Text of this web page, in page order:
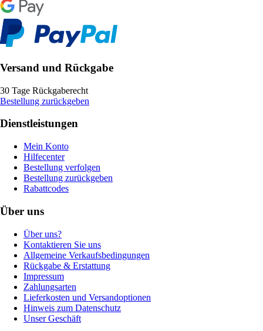
Versand und Rückgabe
30 Tage Rückgaberecht
Bestellung zurückgeben
Dienstleistungen
Mein Konto
Hilfecenter
Bestellung verfolgen
Bestellung zurückgeben
Rabattcodes
Über uns
Über uns?
Kontaktieren Sie uns
Allgemeine Verkaufsbedingungen
Rückgabe & Erstattung
Impressum
Zahlungsarten
Lieferkosten und Versandoptionen
Hinweis zum Datenschutz
Unser Geschäft